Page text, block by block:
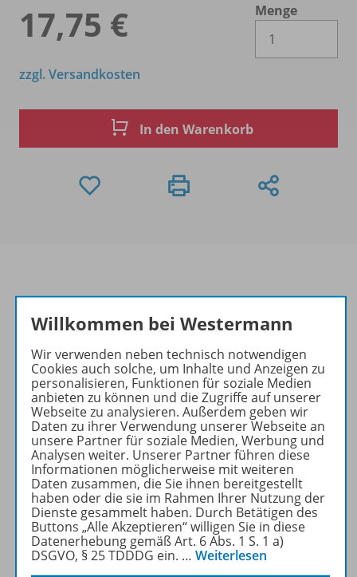
17,75 €
Menge
zzgl. Versandkosten
In den Warenkorb
Produktinformationen
Beschreibung
Zugehörige Produkte
Inhaltsverzeichnis
Benachrichtigungs-Service
Willkommen bei Westermann
Wir verwenden neben technisch notwendigen
Cookies auch solche, um Inhalte und Anzeigen zu
personalisieren, Funktionen für soziale Medien
anbieten zu können und die Zugriffe auf unserer
Webseite zu analysieren. Außerdem geben wir
Daten zu ihrer Verwendung unserer Webseite an
unsere Partner für soziale Medien, Werbung und
Analysen weiter. Unserer Partner führen diese
Informationen möglicherweise mit weiteren
Daten zusammen, die Sie ihnen bereitgestellt
haben oder die sie im Rahmen Ihrer Nutzung der
Dienste gesammelt haben. Durch Betätigen des
Buttons „Alle Akzeptieren“ willigen Sie in diese
Datenerhebung gemäß Art. 6 Abs. 1 S. 1 a)
DSGVO, § 25 TDDDG ein. … Weiterlesen